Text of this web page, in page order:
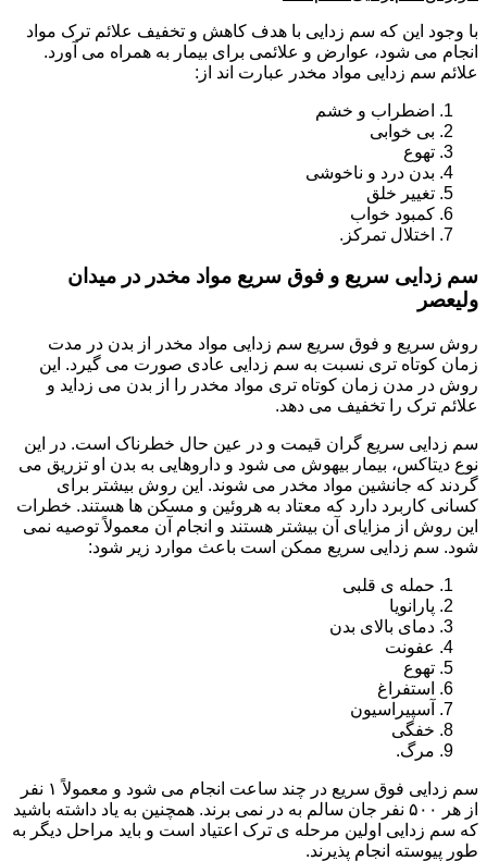
با وجود این که سم زدایی با هدف کاهش و تخفیف علائم ترک مواد
انجام می شود، عوارض و علائمی برای بیمار به همراه می آورد.
علائم سم زدایی مواد مخدر عبارت اند از:
اضطراب و خشم
بی خوابی
تهوع
بدن درد و ناخوشی
تغییر خلق
کمبود خواب
اختلال تمرکز.
سم زدایی سریع و فوق سریع مواد مخدر در میدان
ولیعصر
روش سریع و فوق سریع سم زدایی مواد مخدر از بدن در مدت
زمان کوتاه تری نسبت به سم زدایی عادی صورت می گیرد. این
روش در مدن زمان کوتاه تری مواد مخدر را از بدن می زداید و
علائم ترک را تخفیف می دهد.
سم زدایی سریع گران قیمت و در عین حال خطرناک است. در این
نوع دیتاکس، بیمار بیهوش می شود و داروهایی به بدن او تزریق می
گردند که جانشین مواد مخدر می شوند. این روش بیشتر برای
کسانی کاربرد دارد که معتاد به هروئین و مسکن ها هستند. خطرات
این روش از مزایای آن بیشتر هستند و انجام آن معمولاً توصیه نمی
شود. سم زدایی سریع ممکن است باعث موارد زیر شود:
حمله ی قلبی
پارانویا
دمای بالای بدن
عفونت
تهوع
استفراغ
آسپیراسیون
خفگی
مرگ.
سم زدایی فوق سریع در چند ساعت انجام می شود و معمولاً ۱ نفر
از هر ۵۰۰ نفر جان سالم به در نمی برند. همچنین به یاد داشته باشید
که سم زدایی اولین مرحله ی ترک اعتیاد است و باید مراحل دیگر به
طور پیوسته انجام پذیرند.